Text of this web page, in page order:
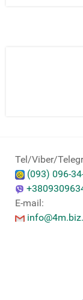
Tel/Viber/
(093) 096-
E-mail: